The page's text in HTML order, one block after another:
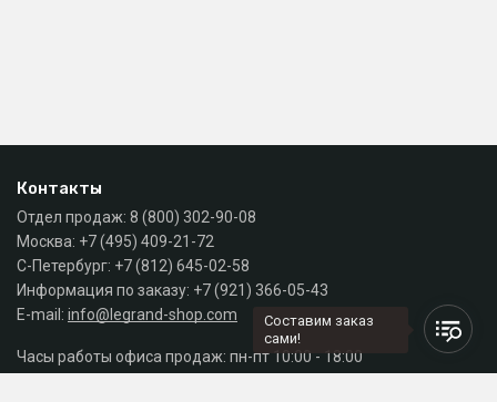
Контакты
Отдел продаж: 8 (800) 302-90-08
Москва: +7 (495) 409-21-72
С-Петербург: +7 (812) 645-02-58
Информация по заказу: +7 (921) 366-05-43
E-mail: info@legrand-shop.com
Часы работы офиса продаж: пн-пт 10:00 - 18:00
Составим заказ
сами!